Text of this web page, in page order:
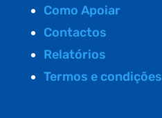
Como Apoiar
Contactos
Relatórios
Termos e condições